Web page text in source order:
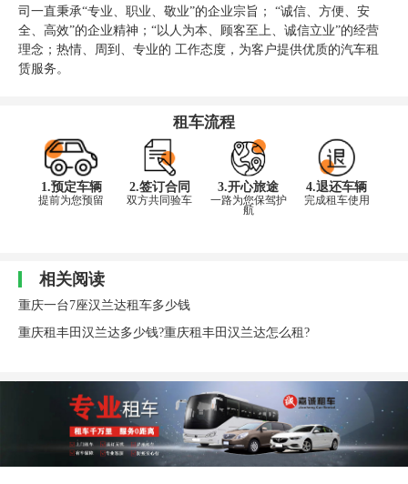
司一直秉承“专业、职业、敬业”的企业宗旨； “诚信、方便、安
全、高效”的企业精神；“以人为本、顾客至上、诚信立业”的经营
理念；热情、周到、专业的 工作态度，为客户提供优质的汽车租
赁服务。
租车流程
1.预定车辆
提前为您预留
2.签订合同
双方共同验车
3.开心旅途
一路为您保驾护
航
4.退还车辆
完成租车使用
相关阅读
重庆一台7座汉兰达租车多少钱
重庆租丰田汉兰达多少钱?重庆租丰田汉兰达怎么租?